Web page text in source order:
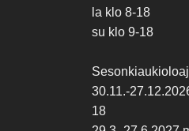
la klo 8-18
su klo 9-18
30.11.-
18